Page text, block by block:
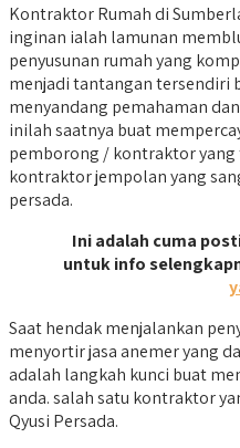
Kontraktor Rumah di
inginan ialah lamunan
penyusunan rumah yang
menjadi tantangan tersendiri
menyandang pemahaman
inilah saatnya buat
pemborong / kontraktor yang
kontraktor jempolan yang
persada.
Ini adalah cuma
untuk info
Saat hendak menjalankan
menyortir jasa anemer yang
adalah langkah kunci buat
anda. salah satu kontraktor
Qyusi Persada.